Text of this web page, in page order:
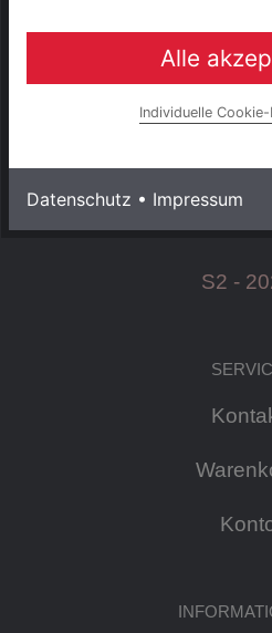
+49 (0) 3943
Sa: 09:00 -
S2 -
Alle
Individuelle
Datenschutz • Impressum